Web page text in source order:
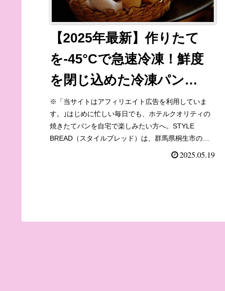
【2025年最新】作りたて
を-45°Cで急速冷凍！鮮度
を閉じ込めた冷凍パン
「STYLE BREAD」の魅力
と評判
※「当サイトはアフィリエイト広告を利用していま
す。｣はじめに忙しい毎日でも、ホテルクオリティの
焼きたてパンを自宅で楽しみたい方へ。STYLE
BREAD（スタイルブレッド）は、群馬県桐生市の老
舗ベーカリーを母体とした、プロも認める高品質冷
2025.05.19